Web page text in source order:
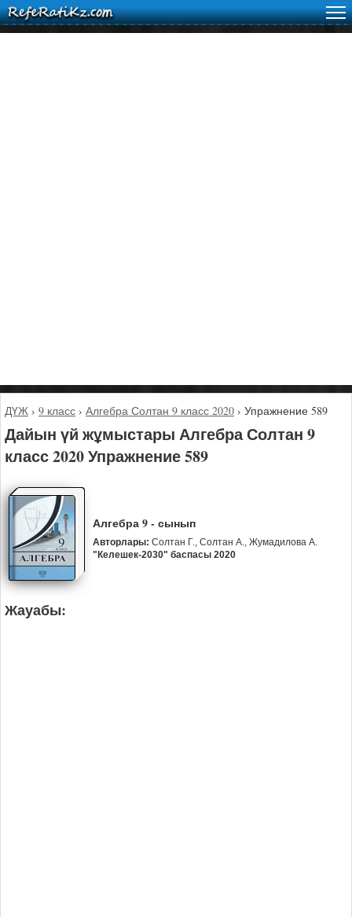
ДҮЖ › 9 класс › Алгебра Солтан 9 класс 2020 › Упражнение 589
Дайын үй жұмыстары Алгебра Солтан 9
класс 2020 Упражнение 589
Алгебра 9 - сынып
Авторлары: Солтан Г., Солтан А., Жумадилова А.
"Келешек-2030" баспасы 2020
Жауабы: